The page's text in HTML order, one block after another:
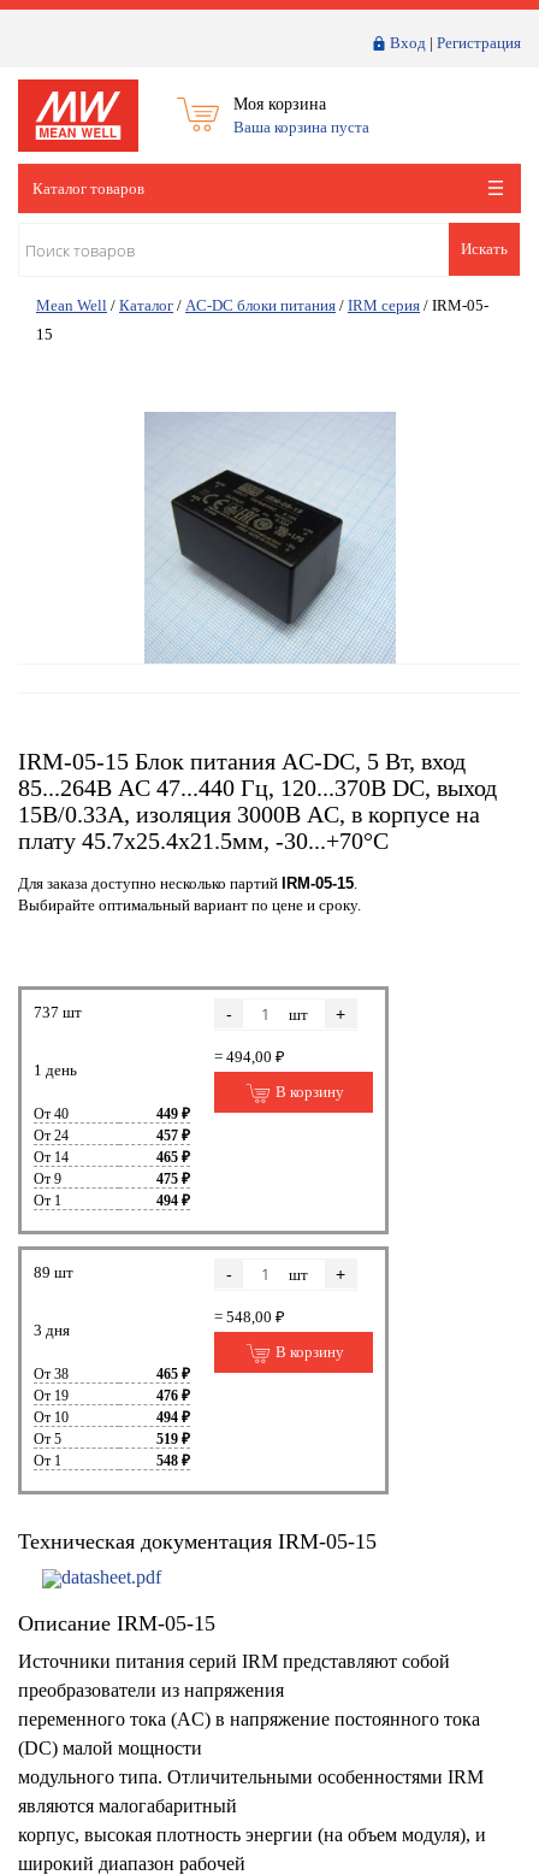
Вход | Регистрация
Моя корзина
Ваша корзина пуста
Каталог товаров
Искать
Mean Well / Каталог / AC-DC блоки питания / IRM серия / IRM-05-
15
IRM-05-15 Блок питания AC-DC, 5 Вт, вход
85...264В AC 47...440 Гц, 120...370B DC, выход
15В/0.33А, изоляция 3000В AC, в корпусе на
плату 45.7х25.4х21.5мм, -30...+70°C
Для заказа доступно несколько партий IRM-05-15
Выбирайте оптимальный вариант по цене и сроку.
737 шт
1 день
От 40
449 ₽
От 24
457 ₽
От 14
465 ₽
От 9
475 ₽
От 1
494 ₽
- шт +
= 494,00 ₽
В корзину
89 шт
3 дня
От 38
465 ₽
От 19
476 ₽
От 10
494 ₽
От 5
519 ₽
От 1
548 ₽
- шт +
= 548,00 ₽
В корзину
Техническая документация IRM-05-15
datasheet.pdf
Описание IRM-05-15
Источники питания серий IRM представляют собой
преобразователи из напряжения
переменного тока (AC) в напряжение постоянного тока
(DC) малой мощности
модульного типа. Отличительными особенностями IRM
являются малогабаритный
корпус, высокая плотность энергии (на объем модуля), и
широкий диапазон рабочей